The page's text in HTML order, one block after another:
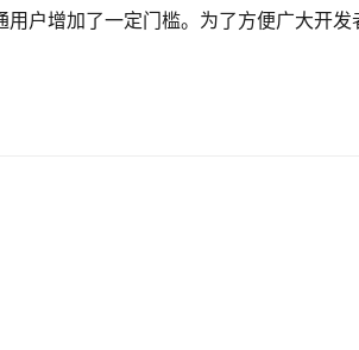
户增加了一定门槛。为了方便广大开发